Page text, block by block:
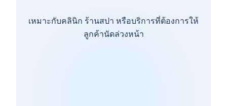
เหมาะกับคลินิก ร้านสปา หรือบริการที่ต้องการให้
ลูกค้านัดล่วงหน้า